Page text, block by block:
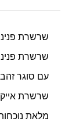
שרשרת
שרשרת
עם סוגר זהב 14 קראט, שמשתלב נפלא עם הפנינים
שרשרת
מלאת